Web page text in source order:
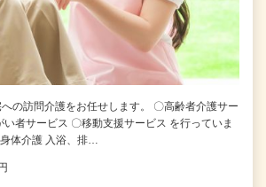
の訪問介護をお任せします。 〇高齢者介護サー
い者サービス 〇移動支援サービス を行っていま
体介護 入浴、排…